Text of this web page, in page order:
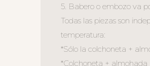
5. Babero o embozo va
Todas las piezas son
temperatura:
*Sólo la colchoneta +
*Colchoneta + almohada